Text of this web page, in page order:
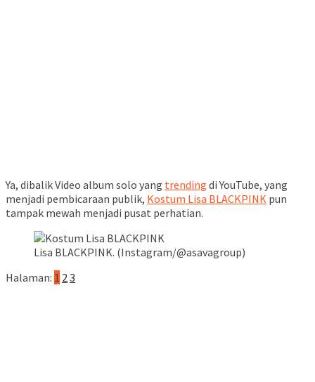
Ya, dibalik Video album solo yang trending di YouTube, yang
menjadi pembicaraan publik, Kostum Lisa BLACKPINK pun
tampak mewah menjadi pusat perhatian.
Lisa BLACKPINK. (Instagram/@asavagroup)
Halaman: 1 23